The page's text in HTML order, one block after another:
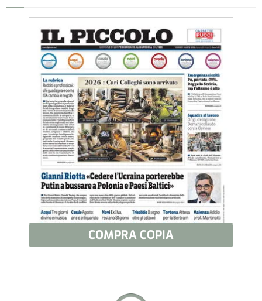
COMPRA COPIA